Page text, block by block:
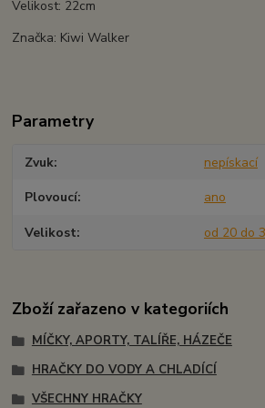
Velikost: 22cm
Značka: Kiwi Walker
Parametry
Zvuk nepískací
Plovoucí ano
Velikost od 20 do
Zboží zařazeno v kategoriích
MÍČKY, APORTY, TALÍŘE, HÁZEČE
HRAČKY DO VODY A CHLADÍCÍ
VŠECHNY HRAČKY